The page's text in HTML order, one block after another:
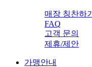
매장 칭찬하기
FAQ
고객 문의
제휴/제안
가맹안내